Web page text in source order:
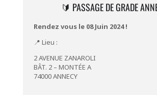
🔰 PASSAGE DE GRADE
Rendez vous le 08 Juin 2024 !
📍 Lieu :
2 AVENUE ZANAROLI
BÂT. 2 – MONTÉE A
74000 ANNECY